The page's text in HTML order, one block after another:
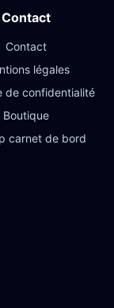
Contact
Contact
légales
de confidentialité
Boutique
carnet de bord